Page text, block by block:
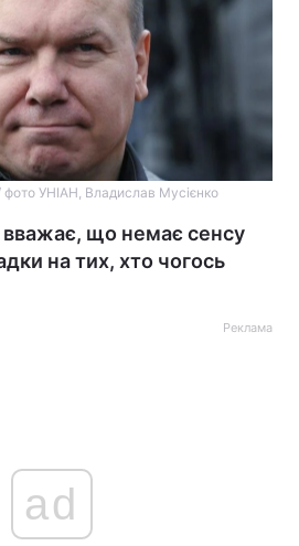
фото УНІАН, Владислав Мусієнко
вважає, що немає сенсу
на тих, хто чогось
Реклама
ad